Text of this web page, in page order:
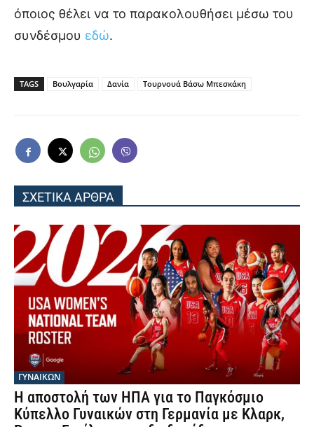
όποιος θέλει να το παρακολουθήσει μέσω του
συνδέσμου εδώ.
TAGS Βουλγαρία Δανία Τουρνουά Βάσω Μπεσκάκη
ΣΧΕΤΙΚΑ ΑΡΘΡΑ
ΓΥΝΑΙΚΩΝ
Η αποστολή των ΗΠΑ για το Παγκόσμιο
Κύπελλο Γυναικών στη Γερμανία με Κλαρκ,